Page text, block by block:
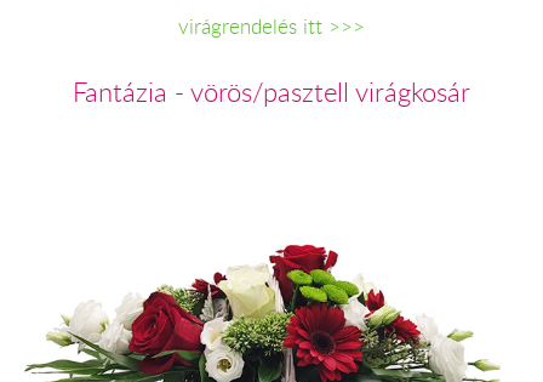
virágrendelés itt >>>
Fantázia - vörös/pasztell virágkosár